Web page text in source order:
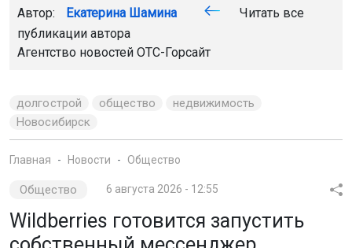
Автор: Екатерина Шамина
Читать все
публикации автора
Агентство новостей ОТС-Горсайт
долгострой общество
недвижимость
Новосибирск
Главная Новости Общество
Общество 6 августа 2026 - 12:55
Wildberries готовится запустить